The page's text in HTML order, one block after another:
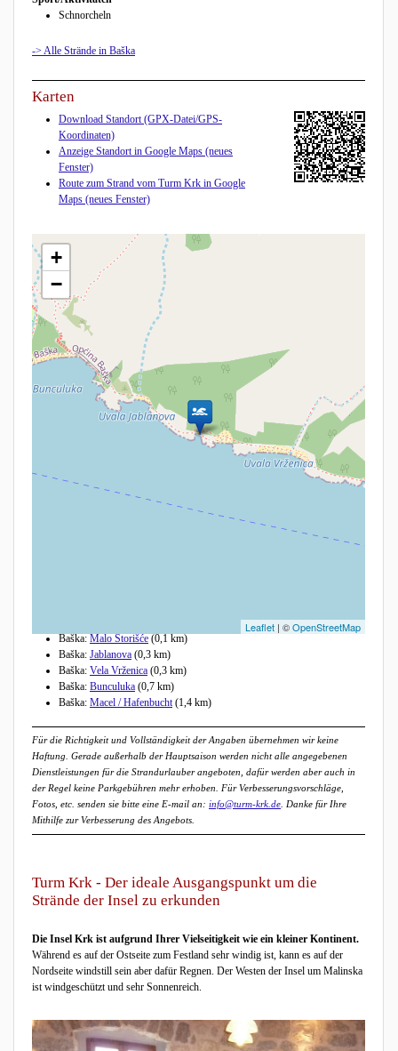
Schnorcheln
-> Alle Strände in Baška
Karten
Download Standort (GPX-Datei/GPS-
Koordinaten)
Anzeige Standort in Google Maps (neues
Fenster)
Route zum Strand vom Turm Krk in Google
Maps (neues Fenster)
+
−
Leaflet | ©OpenStreetMap
Baška: Malo Storišće (0,1 km)
Baška: Jablanova (0,3 km)
Baška: Vela Vrženica (0,3 km)
Baška: Bunculuka (0,7 km)
Baška: Macel / Hafenbucht(1,4 km)
Für die Richtigkeit und Vollständigkeit der Angaben übernehmen wir keine
Haftung. Gerade außerhalb der Hauptsaison werden nicht alle angegebenen
Dienstleistungen für die Strandurlauber angeboten, dafür werden aber auch in
der Regel keine Parkgebühren mehr erhoben. Für Verbesserungsvorschläge,
Fotos, etc. senden sie bitte eine E-mail an: info@turm-krk.de . Danke für Ihre
Mithilfe zur Verbesserung des Angebots.
Turm Krk - Der ideale Ausgangspunkt um die
Strände der Insel zu erkunden
Die Insel Krk ist aufgrund Ihrer Vielseitigkeit wie ein kleiner Kontinent.
Während es auf der Ostseite zum Festland sehr windig ist, kann es auf der
Nordseite windstill sein aber dafür Regnen. Der Westen der Insel um Malinska
ist windgeschützt und sehr Sonnenreich.